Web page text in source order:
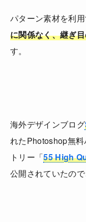
パターン素材を利用
に関係なく、継ぎ
す。
海外デザインブログ
れたPhotoshop無
トリー「55 High
公開されていたので